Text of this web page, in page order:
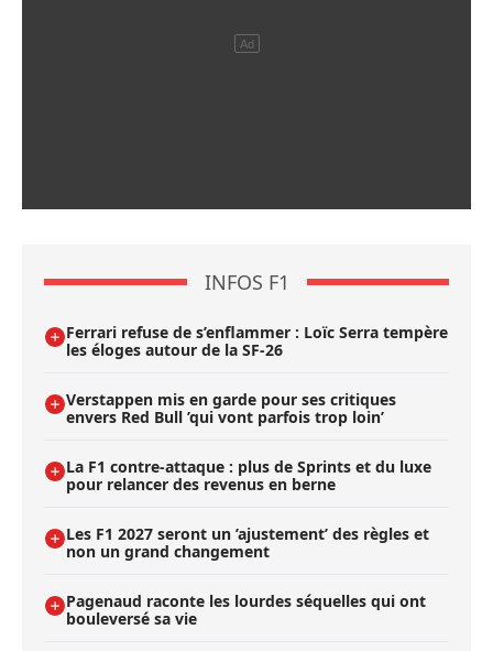
INFOS F1
Ferrari refuse de s’enflammer : Loïc Serra tempère
les éloges autour de la SF-26
Verstappen mis en garde pour ses critiques
envers Red Bull ’qui vont parfois trop loin’
La F1 contre-attaque : plus de Sprints et du luxe
pour relancer des revenus en berne
Les F1 2027 seront un ’ajustement’ des règles et
non un grand changement
Pagenaud raconte les lourdes séquelles qui ont
bouleversé sa vie